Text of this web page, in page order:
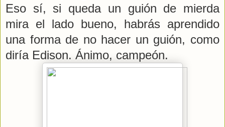
Eso sí, si queda un guión de mierda
mira el lado bueno, habrás aprendido
una forma de no hacer un guión, como
diría Edison. Ánimo, campeón.